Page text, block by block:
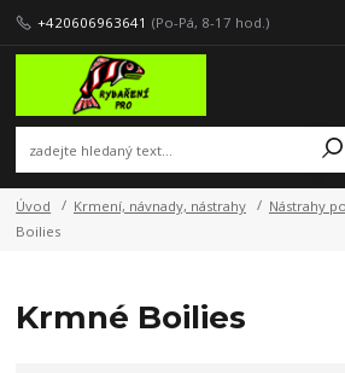
+420606963641 (Po-Pá, 8-17 hod.)
Úvod Krmení, návnady, nástrahy Nástrahy
Boilies
Krmné Boilies